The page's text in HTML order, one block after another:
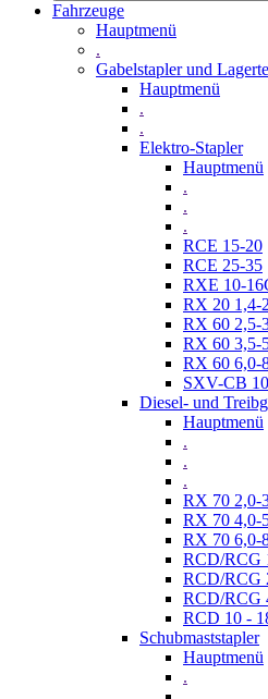
Fahrzeuge
Hauptmenü
.
Gabelstapler und
Hauptmenü
.
.
Elektro-Stapler
Hauptmenü
.
.
.
RCE 15-20
RCE 25-35
RXE 10-
RX 20 1,4-
RX 60 2,5-
RX 60 3,5-
RX 60 6,0-
SXV-CB 10
Diesel- und
Hauptmenü
.
.
.
RX 70 2,0-
RX 70 4,0-
RX 70 6,0-
RCD/RCG
RCD/RCG
RCD/RCG
RCD 10 -
Schubmaststapler
Hauptmenü
.